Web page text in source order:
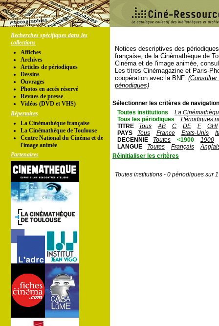
Recherches spécifiques dans les
collections
Affiches
Archives
Articles de périodiques
Dessins
Ouvrages
Photos en accés réservé
Revues de presse
Vidéos (DVD et VHS)
Répertoires
La Cinémathèque française
La Cinémathèque de Toulouse
Centre National du Cinéma et de
l'image animée
Partenaires
Notices descriptives des
française, de la Cinémathèque de
Cinéma et de l'image animée,
Les titres Cinémagazine et Paris-
coopération avec la BNF.
périodiques)
Sélectionner les critères de
Toutes institutions
La
Tous les périodiques
Périodiques
TITRE
Tous AB C DE F
GHI
PAYS
Tous France Etats-Unis
DECENNIE
Toutes <1900
1900
LANGUE
Toutes Français
Réinitialiser les critères
Toutes institutions - 0 périodiques sur